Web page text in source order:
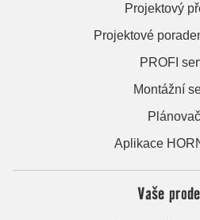
Projektový
Projektové
PROFI
Montážní
Aplikace
Vaše